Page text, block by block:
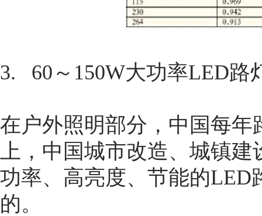
3. 60～150W大功率LED路
在户外照明部分，中国每年
上，中国城市改造、城镇
功率、高亮度、节能的LED
的。